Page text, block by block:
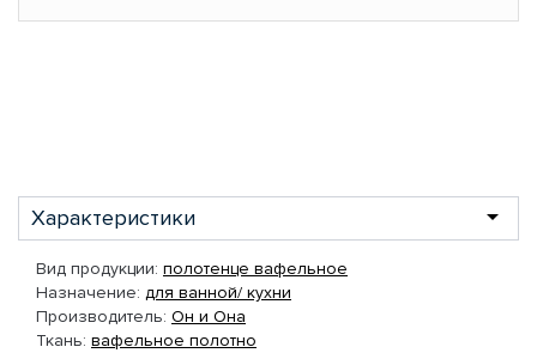
Характеристики
Вид продукции: полотенце вафельное
Назначение: для ванной/ кухни
Производитель: Он и Она
Ткань: вафельное полотно